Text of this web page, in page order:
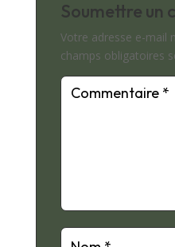
Soumettre un
Votre adresse e-mail
champs obligatoires